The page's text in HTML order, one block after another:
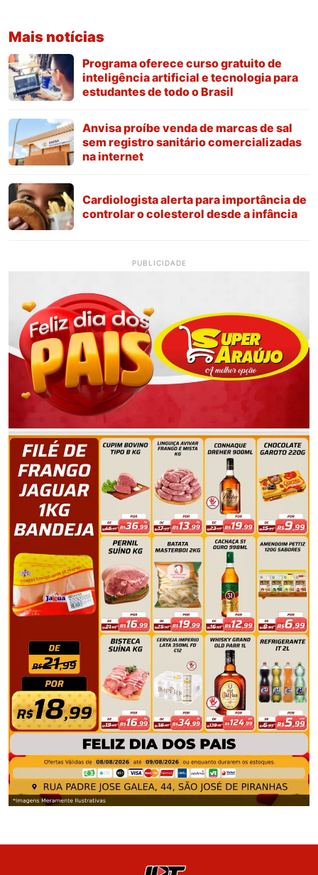
Mais notícias
Programa oferece curso gratuito de
inteligência artificial e tecnologia para
estudantes de todo o Brasil
Anvisa proíbe venda de marcas de sal
sem registro sanitário comercializadas
na internet
Cardiologista alerta para importância de
controlar o colesterol desde a infância
PUBLICIDADE